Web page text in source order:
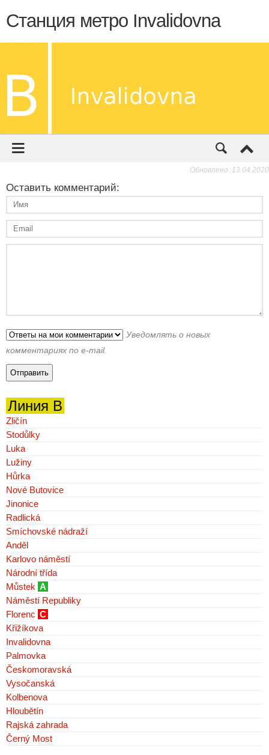
Обновлено: 13.04.2020
Оставить комментарий:
Уведомлять о новых
комментариях по e-mail.
Линия B
Zličín
Stodůlky
Luka
Lužiny
Hůrka
Nové Butovice
Jinonice
Radlická
Smíchovské nádraží
Anděl
Karlovo náměstí
Národní třída
Můstek A
Náměstí Republiky
Florenc C
Křižíkova
Invalidovna
Palmovka
Českomoravská
Vysočanská
Kolbenova
Hloubětín
Rajská zahrada
Černý Most